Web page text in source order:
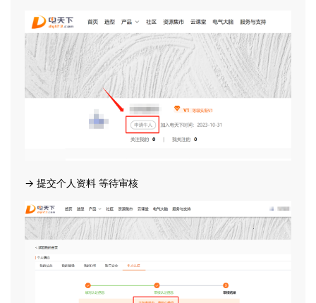
→ 提交个人资料 等待审核